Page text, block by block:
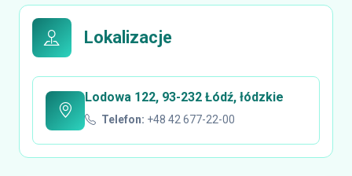
Lokalizacje
Lodowa 122, 93-232 Łódź, łódzkie
Telefon: +48 42 677-22-00